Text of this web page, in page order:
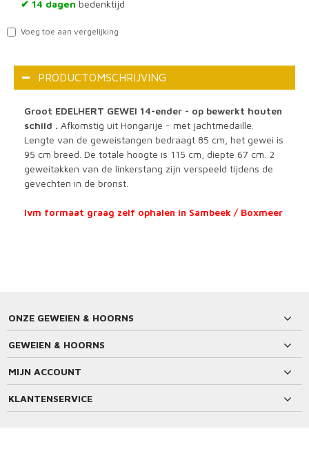
✔ 14 dagen bedenktijd
Voeg toe aan vergelijking
PRODUCTOMSCHRIJVING
Groot EDELHERT GEWEI 14-ender - op bewerkt houten
schild . Afkomstig uit Hongarije - met jachtmedaille.
Lengte van de geweistangen bedraagt 85 cm, het gewei is
95 cm breed. De totale hoogte is 115 cm, diepte 67 cm. 2
geweitakken van de linkerstang zijn verspeeld tijdens de
gevechten in de bronst.
Ivm formaat graag zelf ophalen in Sambeek / Boxmeer
ONZE GEWEIEN & HOORNS
GEWEIEN & HOORNS
MIJN ACCOUNT
KLANTENSERVICE